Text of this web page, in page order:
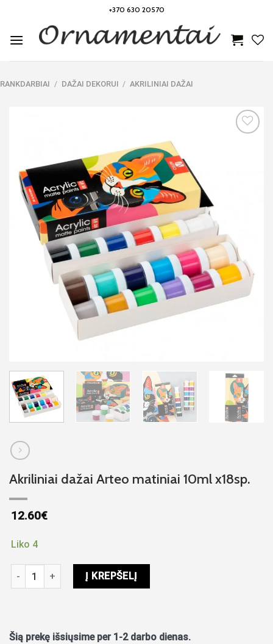
content
+370 630 20570
RANKDARBIAI / DAŽAI DEKORUI / AKRILINIAI DAŽAI
Akriliniai dažai Arteo matiniai 10ml x18sp.
12.60€
Liko 4
produkto kiekis: Akriliniai dažai Arteo matiniai 10ml x18sp.
Į KREPŠELĮ
Šią prekę išsiųsime per 1-2 darbo dienas.